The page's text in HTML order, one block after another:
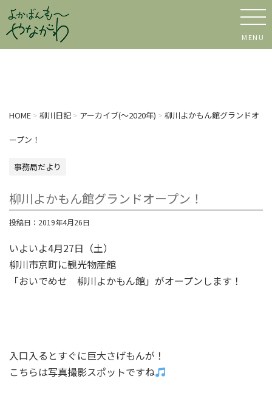
MENU
HOME > 柳川日記 > アーカイブ(〜2020年) > 柳川よかもん館グランドオ
ープン！
事務局だより
柳川よかもん館グランドオープン！
投稿日： 2019年4月26日
いよいよ4月27日（土）
柳川市京町に観光物産館
「おいでめせ 柳川よかもん館」がオープンします！
入口入るとすぐに巨大さげもんが！
こちらは写真撮影スポットですね